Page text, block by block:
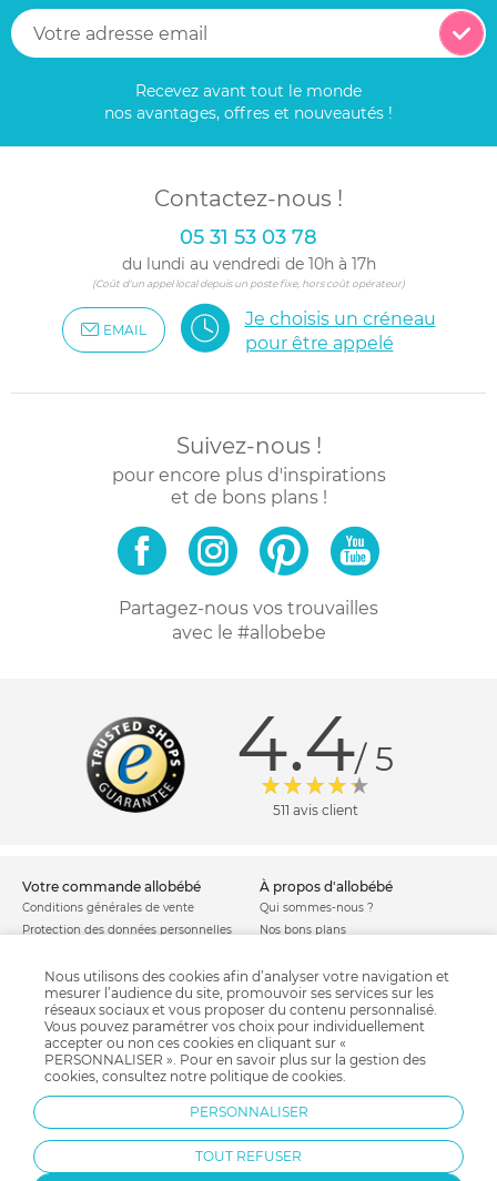
Recevez avant tout le monde
nos avantages, offres et nouveautés !
Contactez-nous !
05 31 53 03 78
du lundi au vendredi de 10h à 17h
(Coût d'un appel local depuis un poste fixe, hors coût opérateur)
EMAIL
Je choisis un créneau
pour être appelé
Suivez-nous !
pour encore plus d'inspirations
et de bons plans !
Partagez-nous vos trouvailles
avec le #allobebe
4.4/ 5
511 avis client
votre commande allobébé
Conditions générales de vente
Protection des données personnelles
Politique de cookies
Modes de livraison
Moyens de paiement
Garantie stock & produit
Satisfait ou remboursé
à propos d'allobébé
Qui sommes-nous ?
Nos bons plans
Mentions légales
Comment se protéger du phishing ?
Soldes allobébé
allobébé vous recommande
Sites et partenaires
Nos licences
les plus d'allobébé
Liste de naissance
Jeux concours
Nous utilisons des cookies afin d’analyser votre navigation et
mesurer l’audience du site, promouvoir ses services sur les
réseaux sociaux et vous proposer du contenu personnalisé.
Vous pouvez paramétrer vos choix pour individuellement
accepter ou non ces cookies en cliquant sur «
PERSONNALISER ». Pour en savoir plus sur la gestion des
cookies, consultez notre politique de cookies.
PERSONNALISER
TOUT REFUSER